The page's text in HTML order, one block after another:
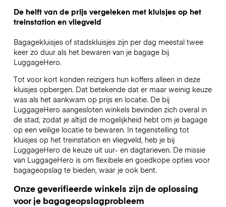
De helft van de prijs vergeleken met kluisjes op het
treinstation en vliegveld
Bagagekluisjes of stadskluisjes zijn per dag meestal twee
keer zo duur als het bewaren van je bagage bij
LuggageHero.
Tot voor kort konden reizigers hun koffers alleen in deze
kluisjes opbergen. Dat betekende dat er maar weinig keuze
was als het aankwam op prijs en locatie. De bij
LuggageHero aangesloten winkels bevinden zich overal in
de stad, zodat je altijd de mogelijkheid hebt om je bagage
op een veilige locatie te bewaren. In tegenstelling tot
kluisjes op het treinstation en vliegveld, heb je bij
LuggageHero de keuze uit uur- en dagtarieven. De missie
van LuggageHero is om flexibele en goedkope opties voor
bagageopslag te bieden, waar je ook bent.
Onze geverifieerde winkels zijn de oplossing
voor je bagageopslagprobleem